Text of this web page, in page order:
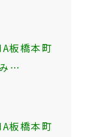
板橋本町
…
板橋本町